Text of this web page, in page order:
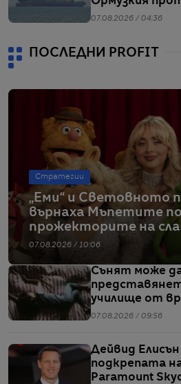
07.08.2026 / 04:36
ПОСЛЕДНИ PROFIT
Стратегии
„Еми“ и Световното
върнаха Мъпетите
прожекторите на
07.08.2026 / 10:06
Сънят може
училище от
или
07.08.2026 / 09:56
Дейвид Елисън
подкрепата
Paramount